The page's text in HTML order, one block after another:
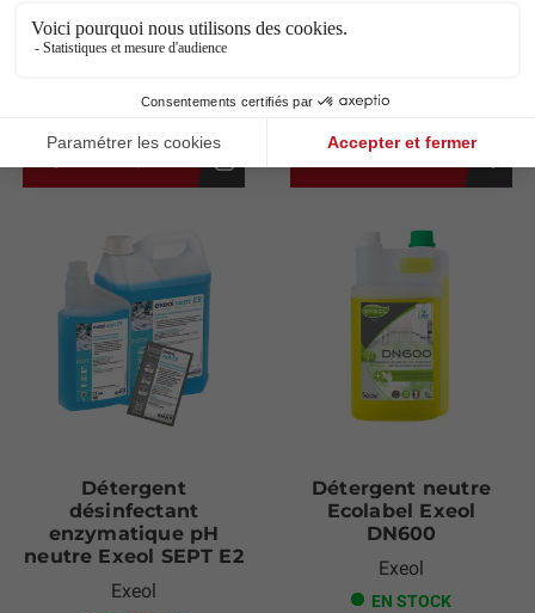
20,90 €
DERNIERS ARTICLES
22,70 €
Voir les modèles
Détergent
désinfectant
enzymatique pH
neutre Exeol SEPT E2
Exeol
Détergent neutre
Ecolabel Exeol
DN600
Exeol
EN STOCK